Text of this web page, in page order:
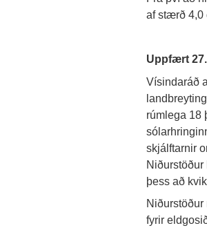
af stærð 4,0
Uppfært
Vísindaráð
rúmlega 18
skjálftarnir
þess að
fyrir